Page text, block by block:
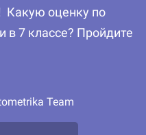
Какую оценку по
в 7 классе? Пройдите
Team